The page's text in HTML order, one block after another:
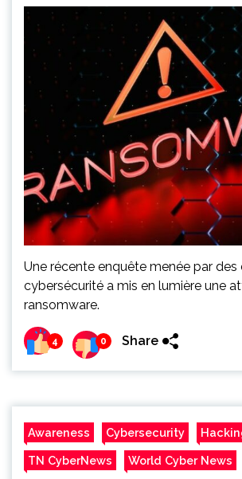
Une récente enquête menée par des
cybersécurité a mis en lumière une
ransomware.
4 0 Share
Awareness Cybersecurity
TN CyberNews World Cyber News